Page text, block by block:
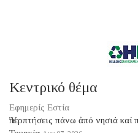
Κεντρικό θέμα
Εφημερίς Εστία
Ὑπερπτήσεις πάνω ἀπό νησιά καί